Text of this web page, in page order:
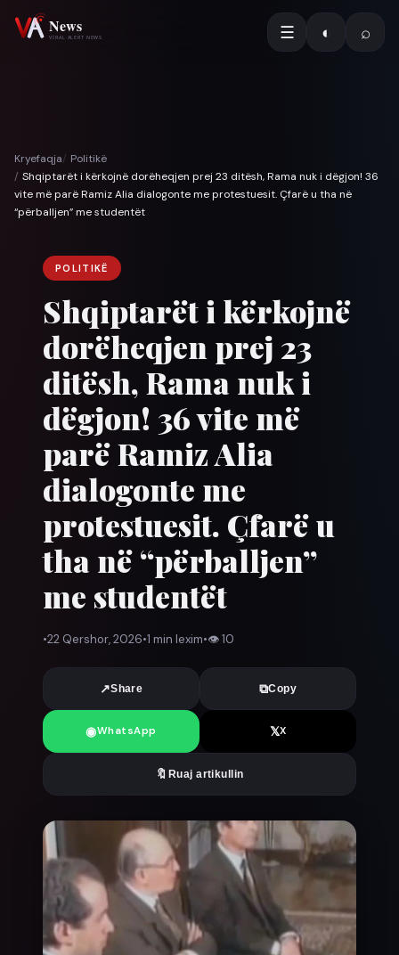
☰ ◐ ⌕
Kryefaqja
Politikë
Shqiptarët i kërkojnë dorëheqjen prej 23 ditësh, Rama nuk i dëgjon! 36
vite më parë Ramiz Alia dialogonte me protestuesit. Çfarë u tha në
“përballjen” me studentët
POLITIKË
Shqiptarët i kërkojnë
dorëheqjen prej 23
ditësh, Rama nuk i
dëgjon! 36 vite më
parë Ramiz Alia
dialogonte me
protestuesit. Çfarë u
tha në “përballjen”
me studentët
•22 Qershor, 2026•1 min lexim•👁10
↗Share ⧉Copy
◉WhatsApp 𝕏X
🔖 Ruaj artikullin